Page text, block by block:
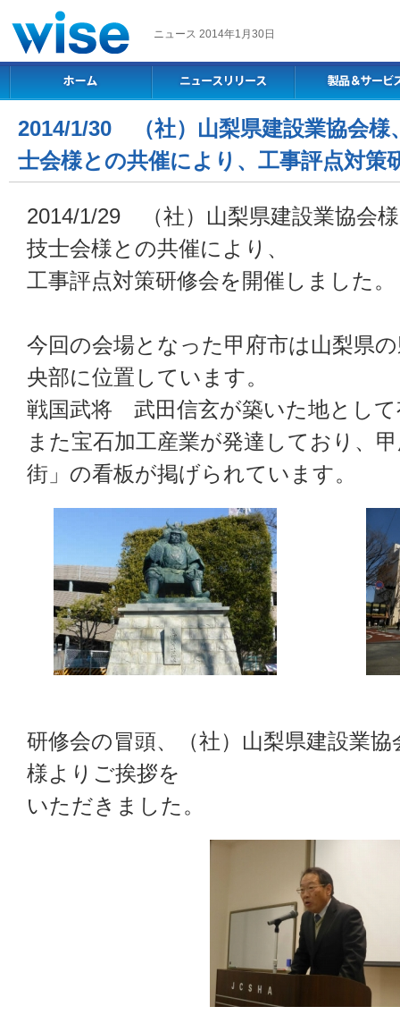
ニュース 2014年1月30日
2014/1/30 （社）山梨県建設業協会様
士会様との共催により、工事評点対策
2014/1/29 （社）山梨県建設業協会
技士会様との共催により、
工事評点対策研修会を開催しました。
今回の会場となった甲府市は山梨県
央部に位置しています。
戦国武将 武田信玄が築いた地として
また宝石加工産業が発達しており、
街」の看板が掲げられています。
研修会の冒頭、（社）山梨県建設業
様よりご挨拶を
いただきました。